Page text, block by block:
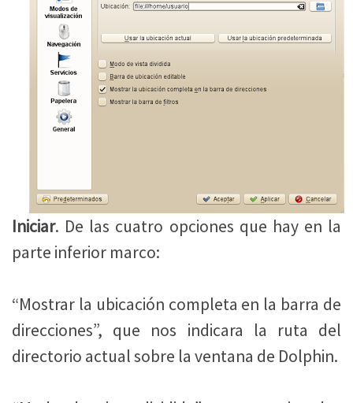
Iniciar. De las cuatro opciones que hay en la
parte inferior marco:
“Mostrar la ubicación completa en la barra de
direcciones”, que nos indicara la ruta del
directorio actual sobre la ventana de Dolphin.